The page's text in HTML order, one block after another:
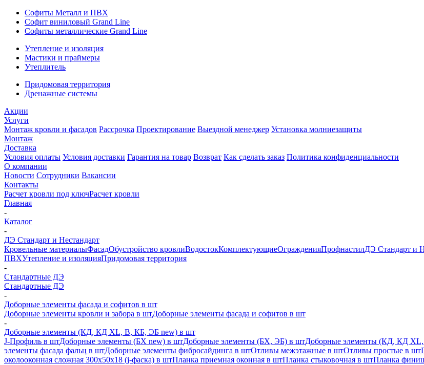
Софиты Металл и ПВХ
Софит виниловый Grand Line
Софиты металлические Grand Line
Утепление и изоляция
Мастики и праймеры
Утеплитель
Придомовая территория
Дренажные системы
Акции
Услуги
Монтаж кровли и фасадов Рассрочка Проектирование Выездной менеджер Установка молниезащиты
Монтаж
Доставка
Условия оплаты Условия доставки Гарантия на товар Возврат Как сделать заказ Политика конфиденциальности
О компании
Новости Сотрудники Вакансии
Контакты
Расчет кровли под ключРасчет кровли
Главная
-
Каталог
-
ДЭ Стандарт и Нестандарт
Кровельные материалыФасадОбустройство кровлиВодостокКомплектующиеОгражденияПрофнастилДЭ Стандарт и
ПВХУтепление и изоляцияПридомовая территория
-
Стандартные ДЭ
Стандартные ДЭ
-
Доборные элементы фасада и софитов в шт
Доборные элементы кровли и забора в штДоборные элементы фасада и софитов в шт
-
Доборные элементы (КД, КД XL, В, КБ, ЭБ new) в шт
J-Профиль в штДоборные элементы (БХ new) в штДоборные элементы (БХ, ЭБ) в штДоборные элементы (КД, КД
элементы фасада фальц в штДоборные элементы фибросайдинга в штОтливы межэтажные в штОтливы простые в шт
околооконная сложная 300х50х18 (j-фаска) в штПланка приемная оконная в штПланка стыковочная в штПланка